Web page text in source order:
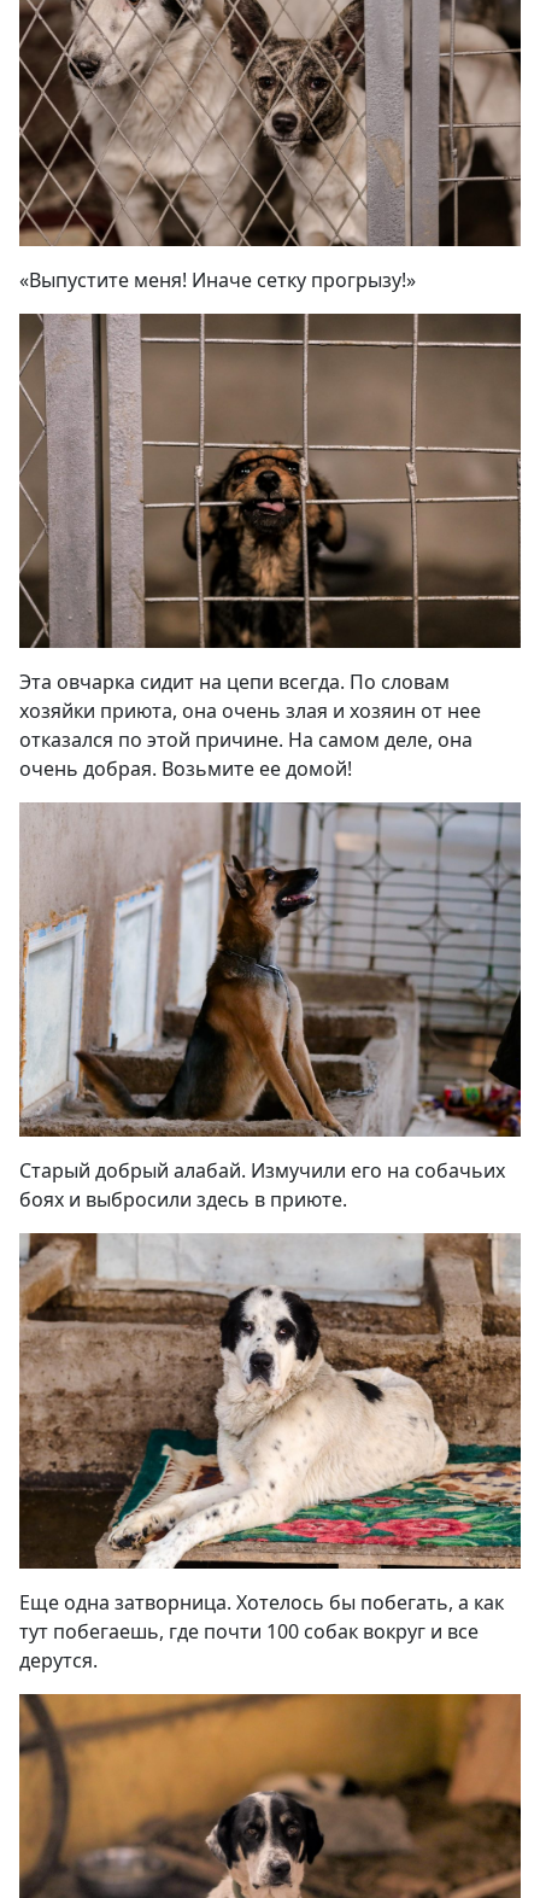
«Выпустите меня! Иначе сетку прогрызу!»
Эта овчарка сидит на цепи всегда. По словам
хозяйки приюта, она очень злая и хозяин от нее
отказался по этой причине. На самом деле, она
очень добрая. Возьмите ее домой!
Старый добрый алабай. Измучили его на собачьих
боях и выбросили здесь в приюте.
Еще одна затворница. Хотелось бы побегать, а как
тут побегаешь, где почти 100 собак вокруг и все
дерутся.